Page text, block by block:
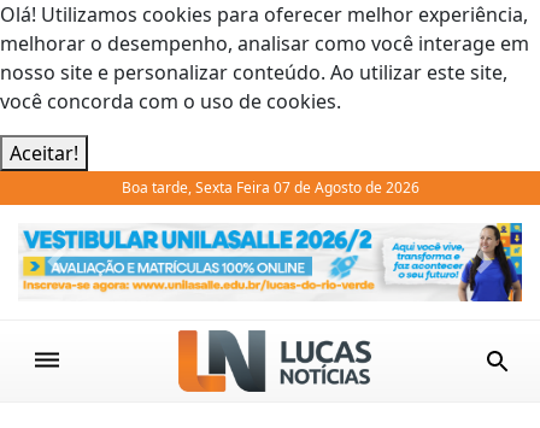
Olá! Utilizamos cookies para oferecer melhor experiência,
melhorar o desempenho, analisar como você interage em
nosso site e personalizar conteúdo. Ao utilizar este site,
você concorda com o uso de cookies.
Aceitar!
Boa tarde, Sexta Feira 07 de Agosto de 2026
Previous Next